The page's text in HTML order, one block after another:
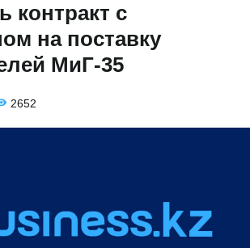
контракт с
на поставку
МиГ-35
2652